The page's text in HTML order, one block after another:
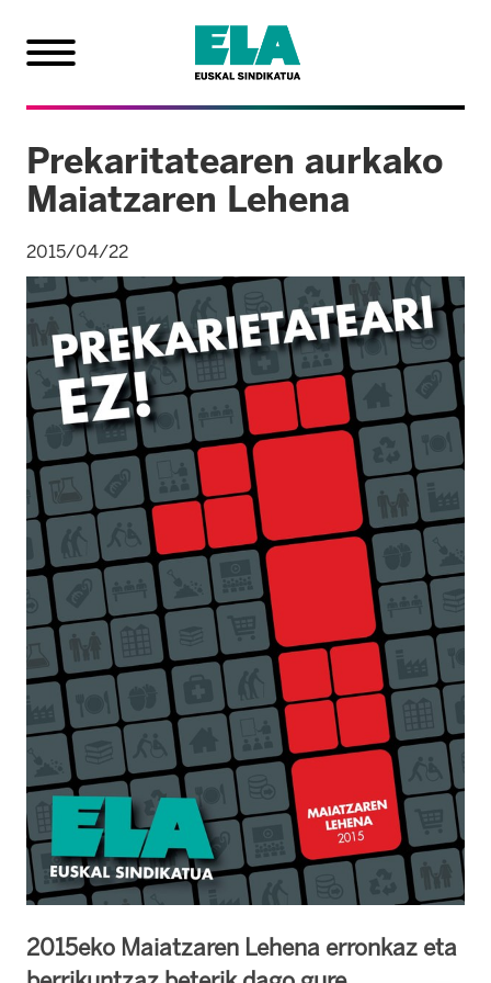
Prekaritatearen aurkako
Maiatzaren Lehena
2015/04/22
2015eko Maiatzaren Lehena erronkaz eta